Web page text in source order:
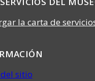
la carta de
sitio